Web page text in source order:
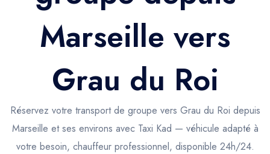
Trajet Gare SNCF
Trajet Port croisière
Trajet Séminaire
Trajet Santé
Trajet Longue Distance
Taxis aéroport
Réservation
Actualités & évènements
Contactez-nous
Marseille vers
Grau du Roi
Réservez votre transport de groupe vers Grau du Roi depuis
Marseille et ses environs avec Taxi Kad — véhicule adapté à
votre besoin, chauffeur professionnel, disponible 24h/24.